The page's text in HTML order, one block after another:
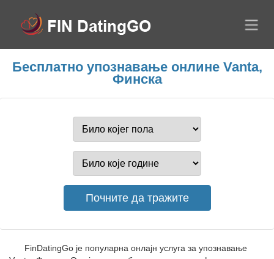
Бесплатно упознавање онлине Vanta,
Финска
FinDatingGo је популарна онлајн услуга за упознавање